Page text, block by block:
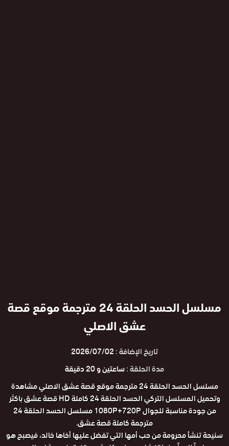
مسلسل الحسد الحلقة 24 مترجمة موقع قصة
عشق الاصلي
تاريخ الإضافة :2026/07/02
مدة الحلقة :ساعتين و 20 دقيقة
مسلسل الحسد الحلقة 24 مترجمة موقع قصة عشق الاصلي مشاهدة
وتحميل المسلسل التركي الحسد الحلقة 24 كاملة HD قصة عشق باكثر
من جودة مناسبة للجوال 1080P+720P مسلسل الحسد الحلقة 24
مترجمة كاملة قصة عشق.
سنيحة تنشأ محرومة من حب أمها التي تفضل عليها أخاها خالد، فيصبح هو